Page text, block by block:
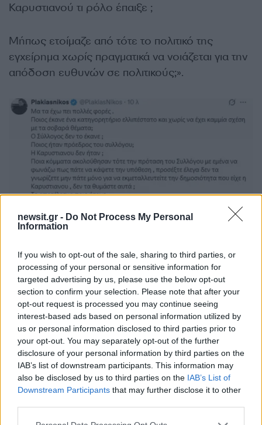
newsit.gr - Do Not Process My Personal
Information
If you wish to opt-out of the sale, sharing to third parties, or
processing of your personal or sensitive information for
targeted advertising by us, please use the below opt-out
section to confirm your selection. Please note that after your
opt-out request is processed you may continue seeing
interest-based ads based on personal information utilized by
us or personal information disclosed to third parties prior to
your opt-out. You may separately opt-out of the further
disclosure of your personal information by third parties on the
IAB’s list of downstream participants. This information may
also be disclosed by us to third parties on the IAB’s List of
Downstream Participants that may further disclose it to other
Please note that this website/app uses one or more Google
Καρυστιανού τι ρόλο έπαιξε ;
Μήπως ετοίμαζε από τότε το πολιτικό της
εγχείρημα χωρίς πραγματικά να νοιάζεται για την
απόδοση ευθυνών σε πολιτικούς;».